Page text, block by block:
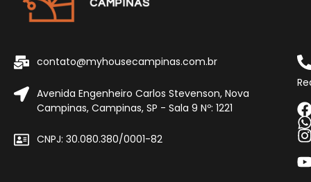
contato@myhousecampinas.com.br
Avenida Engenheiro Carlos Stevenson, Nova
Campinas, Campinas, SP - Sala 9 Nº: 1221
CNPJ: 30.080.380/0001-82